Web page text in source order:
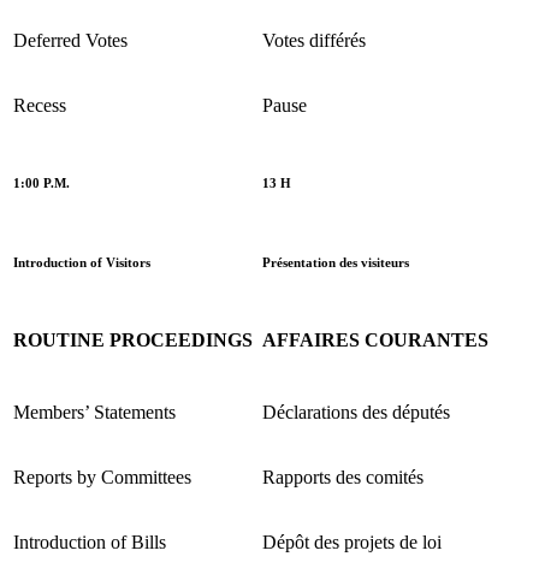
Deferred Votes Votes différés
Recess Pause
1:00 P.M. 13 H
Introduction of Visitors Présentation des visiteurs
ROUTINE PROCEEDINGS AFFAIRES COURANTES
Members’ Statements Déclarations des députés
Reports by Committees Rapports des comités
Introduction of Bills Dépôt des projets de loi